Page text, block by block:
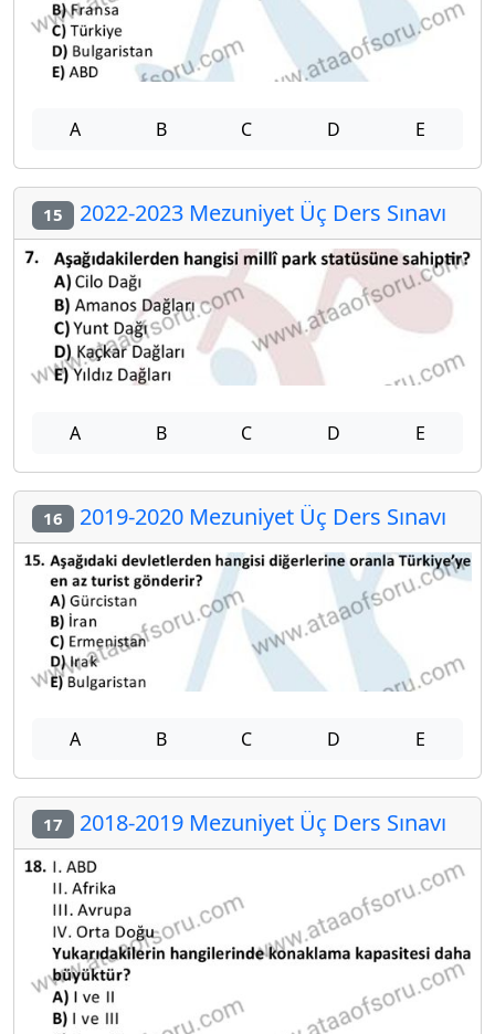
A B C D E
15 2022-2023 Mezuniyet Üç Ders Sınavı
A B C D E
16 2019-2020 Mezuniyet Üç Ders Sınavı
A B C D E
17 2018-2019 Mezuniyet Üç Ders Sınavı